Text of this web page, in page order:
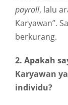
payroll, lalu
Karyawan”.
berkurang.
2. Apakah
Karyawan
individu?